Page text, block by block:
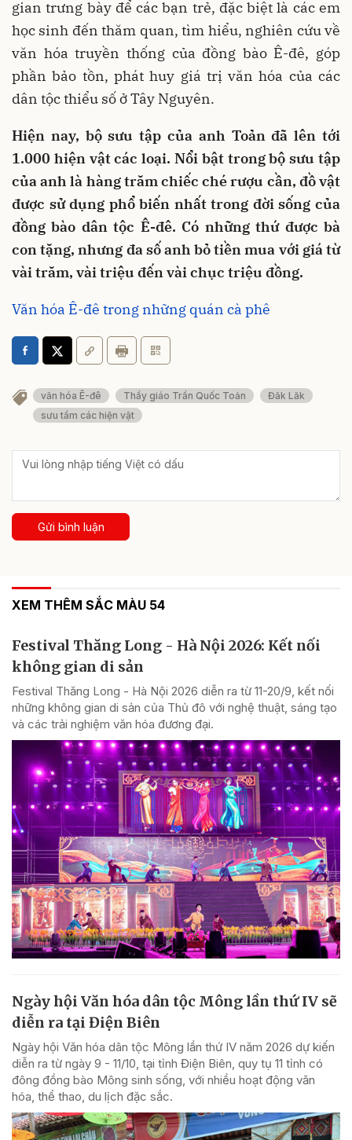
gian trưng bày để các bạn trẻ, đặc biệt là các em
học sinh đến thăm quan, tìm hiểu, nghiên cứu về
văn hóa truyền thống của đồng bào Ê-đê, góp
phần bảo tồn, phát huy giá trị văn hóa của các
dân tộc thiểu số ở Tây Nguyên.
Hiện nay, bộ sưu tập của anh Toản đã lên tới
1.000 hiện vật các loại. Nổi bật trong bộ sưu tập
của anh là hàng trăm chiếc ché rượu cần, đồ vật
được sử dụng phổ biến nhất trong đời sống của
đồng bào dân tộc Ê-đê. Có những thứ được bà
con tặng, nhưng đa số anh bỏ tiền mua với giá từ
vài trăm, vài triệu đến vài chục triệu đồng.
Văn hóa Ê-đê trong những quán cà phê
văn hóa Ê-đê Thầy giáo Trần Quốc Toản
Đăk Lăk
sưu tầm các hiện vật
Gửi bình luận
XEM THÊM SẮC MÀU 54
Festival Thăng Long - Hà Nội 2026: Kết nối
không gian di sản
Festival Thăng Long - Hà Nội 2026 diễn ra từ 11-20/9, kết nối
những không gian di sản của Thủ đô với nghệ thuật, sáng tạo
và các trải nghiệm văn hóa đương đại.
Ngày hội Văn hóa dân tộc Mông lần thứ IV sẽ
diễn ra tại Điện Biên
Ngày hội Văn hóa dân tộc Mông lần thứ IV năm 2026 dự kiến
diễn ra từ ngày 9 - 11/10, tại tỉnh Điện Biên, quy tụ 11 tỉnh có
đông đồng bào Mông sinh sống, với nhiều hoạt động văn
hóa, thể thao, du lịch đặc sắc.